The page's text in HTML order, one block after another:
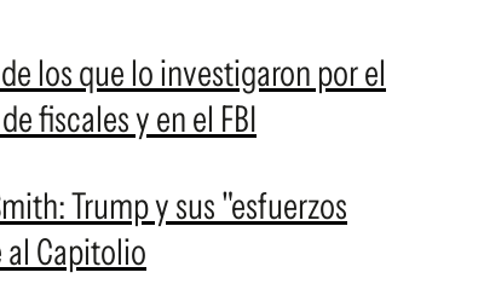
los que lo investigaron por el
fiscales y en el FBI
Trump y sus "esfuerzos
Capitolio